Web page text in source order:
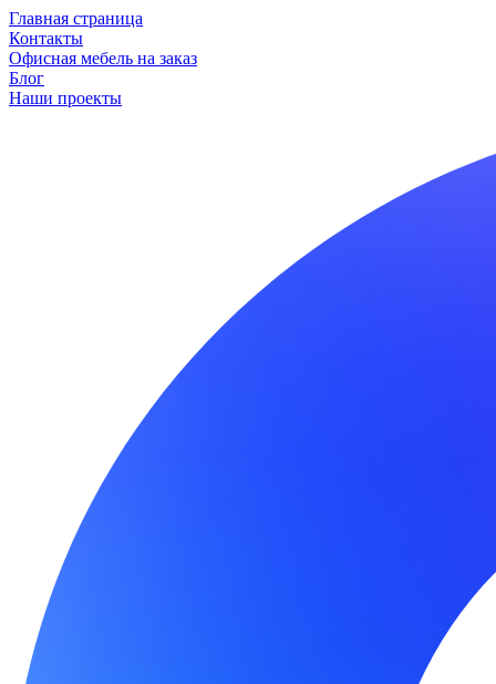
Главная страница
Контакты
Офисная мебель на заказ
Блог
Наши проекты